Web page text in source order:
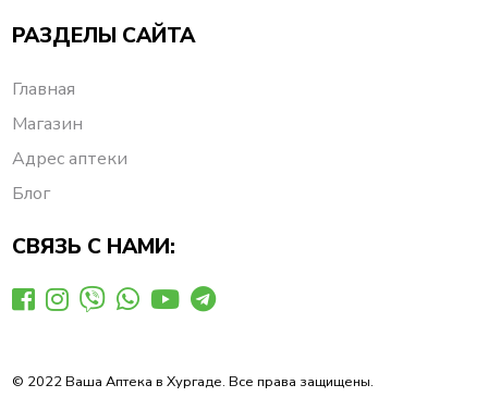
РАЗДЕЛЫ САЙТА
Главная
Магазин
Адрес аптеки
Блог
СВЯЗЬ С НАМИ:
© 2022 Ваша Аптека в Хургаде. Все права защищены.